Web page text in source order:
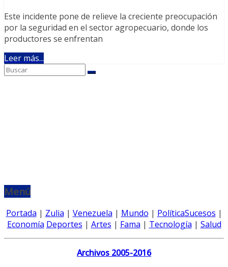
Este incidente pone de relieve la creciente preocupación
por la seguridad en el sector agropecuario, donde los
productores se enfrentan
Leer más...
Menú
Portada | Zulia | Venezuela | Mundo | PolíticaSucesos |
Economía Deportes | Artes | Fama | Tecnología | Salud
Archivos 2005-2016